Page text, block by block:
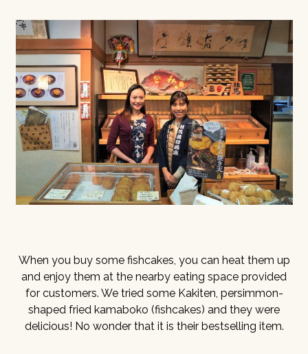
When you buy some fishcakes, you can heat them up
and enjoy them at the nearby eating space provided
for customers. We tried some Kakiten, persimmon-
shaped fried kamaboko (fishcakes) and they were
delicious! No wonder that it is their bestselling item.